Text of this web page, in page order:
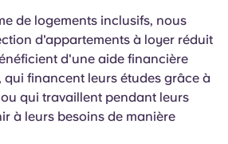
English (GB)
English (US)
Chinese
pays
ville
résidence
maintenant
de logements inclusifs, nous
d'appartements à loyer réduit
d'une aide financière
qui financent leurs études grâce à
qui travaillent pendant leurs
à leurs besoins de manière